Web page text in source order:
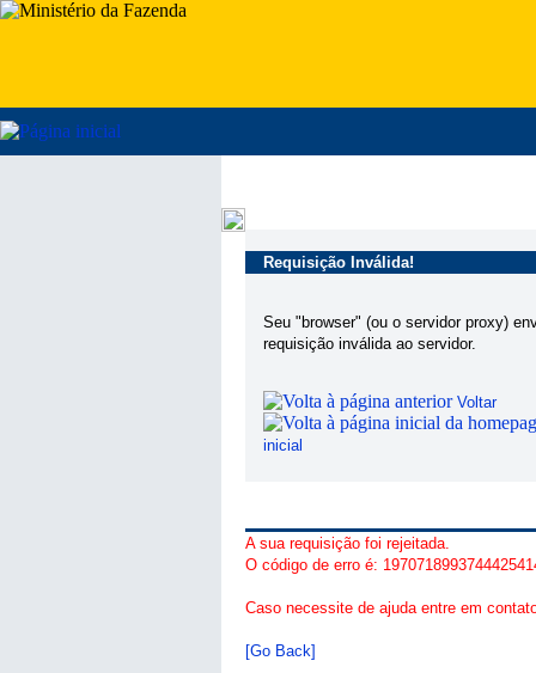
Requisição Inválida!
Seu "browser" (ou o servidor proxy)
requisição inválida ao servidor.
Voltar
inicial
A sua requisição foi rejeitada.
O código de erro é:
Caso necessite de ajuda entre em
[Go Back]